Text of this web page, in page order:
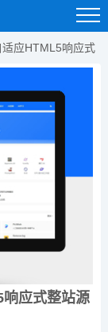
应HTML5响应式
应式整站源